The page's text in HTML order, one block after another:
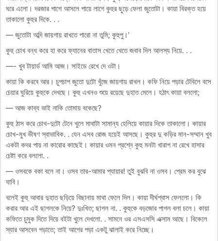
ঘরে এলো। দরজার পাশে আসলে পায়ে লাগে কুহুর ছুড়ে ফেলা জুতোটা। কায়া বিরক্ত হয়ে
তাকালো কুহুর দিকে. . .
— জুতোটা অব্দি জায়গায় রাখতে পারো না তুমি; কুহুপু।’
কুহু চোখ বন্ধ করে হা করে ফ্যানের বাতাস খেতে খেতে জবাব দিল আলস্য নিয়ে. . .
—- খুব টায়ার্ড আমি আজ। সাইডে রেখে দে ওটা।
কায়া কি করবে আর। চুপচাপ জুতো দুটো খুঁজে জায়গায় রাখল। কফি নিয়ে পড়ার টেবিলে বসে
চেয়ার ঘুরিয়ে কুহুকে দেখছে। কুহু এখনও শুয়ে রয়েছে দুহাত মেলে। হঠাৎ কায়া বললো;
— আজ কাব্য ভাই নাকি তোমায় বকেছে?
কুহু ঠাস করে চোখ-দুটো টেনে খুলে মাথাটা সামান্য হেলিয়ে কায়ার দিকে তাকালো। কায়ার
চোখ-মুখ ভীষণ স্বাভাবিক. . যেন এসব রোজ হয়েই আসছে। কুহুর দু কড়ির মান-সম্মান খুব
একটা কদর পায় না কারোর কাছেই। কায়ার ওমন প্রশ্নে কুহু মনটা খারাপ না রেখে হাসার
চেষ্টা করে বললো. .
— ওসবকে বকা বলে না। ওসব তার-আমার প্যায়ার! তুই বুঝবি না ওসব। প্রেম কর বুঝে
যাবি।
বলেই কুহু আবার দুহাত ছড়িয়ে বিছানায় মাথা ফেলে দিল। কায়া দীর্ঘশ্বাস ফেললো। কি
করার আর এই ছাগলকে নিয়ে? দুঃখিত; ছাগল না. . কুহুকে বড়জোর পাগল বলা চলে। কায়া
কফিতে চুমুক দিতে দিয়ে বইটা খুলে দেখলো. . সামনে ওর এসএসসি এক্সাম আছে। বিকেলে
স্যার আসবেন পড়াতে; তাই আগের পড়া একটু ঝালাই করে নিচ্ছে।